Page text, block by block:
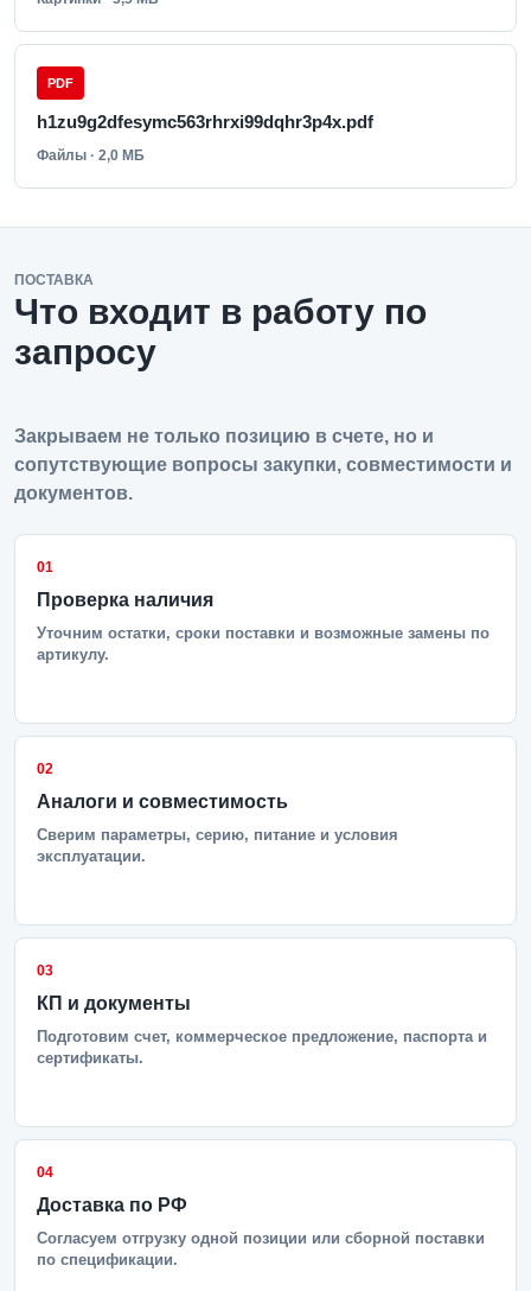
PDF
h1zu9g2dfesymc563rhrxi99dqhr3p4x.pdf
Файлы · 2,0 МБ
ПОСТАВКА
Что входит в работу по
запросу
Закрываем не только позицию в счете, но и
сопутствующие вопросы закупки, совместимости и
документов.
01
Проверка наличия
Уточним остатки, сроки поставки и возможные замены по
артикулу.
02
Аналоги и совместимость
Сверим параметры, серию, питание и условия
эксплуатации.
03
КП и документы
Подготовим счет, коммерческое предложение, паспорта и
сертификаты.
04
Доставка по РФ
Согласуем отгрузку одной позиции или сборной поставки
по спецификации.